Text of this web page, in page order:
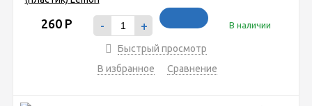
260 Р - + В наличии
Быстрый просмотр
В избранное
Сравнение